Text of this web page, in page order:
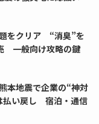
をクリア “消臭”を
一般向け攻略の鍵
本地震で企業の“神対
払い戻し 宿泊・通信